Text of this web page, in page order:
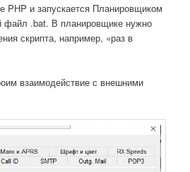
PHP и запускается Планировщиком
файл .bat. В планировщике нужно
скрипта, например, «раз в
взаимодействие с внешними